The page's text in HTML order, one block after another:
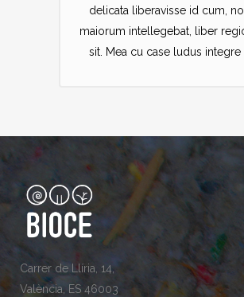
delicata liberavisse id cum,
maiorum intellegebat, liber
sit. Mea cu case ludus integre
Carrer de Llíria, 14,
València, ES 46003